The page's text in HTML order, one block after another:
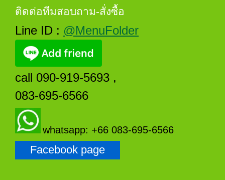
ติดต่อทีมสอบถาม-สั่งซื้อ
Line ID : @MenuFolder
call 090-919-5693 ,
083-695-6566
whatsapp: +66 083-695-6566
Facebook page